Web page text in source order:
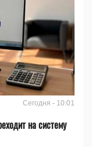
Сегодня - 10:01
на систему